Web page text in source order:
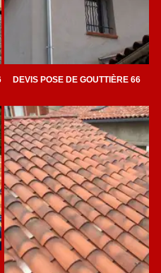
DEVIS POSE DE GOUTTIÈRE 66